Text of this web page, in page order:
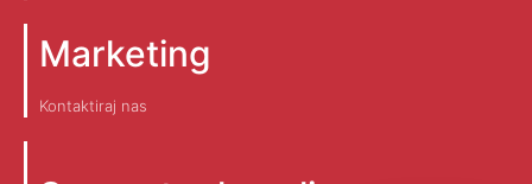
Marketing
Kontaktiraj nas